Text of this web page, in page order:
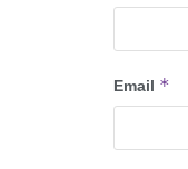
Email *